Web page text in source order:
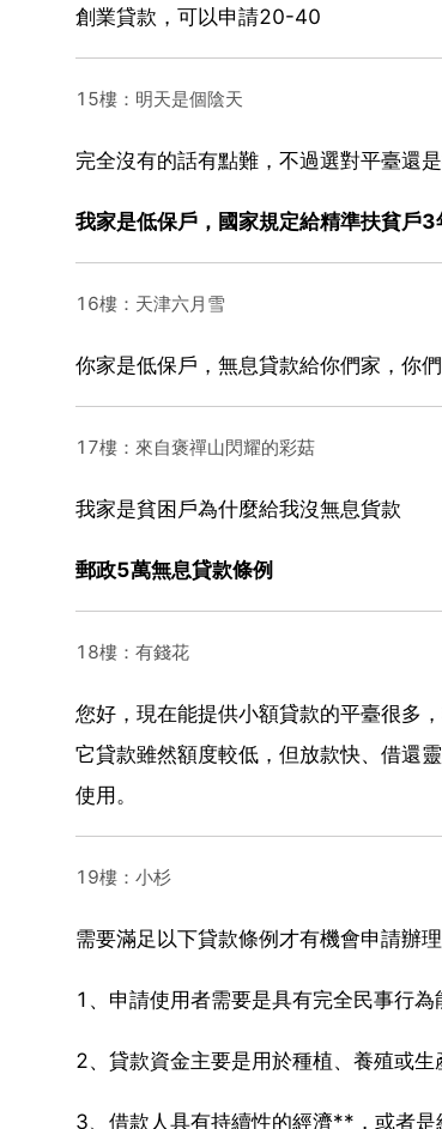
創業貸款，可以申請20-40
15樓：明天是個陰天
完全沒有的話有點難，不過選對平臺還是
我家是低保戶，國家規定給精準扶貧戶
16樓：天津六月雪
你家是低保戶，無息貸款給你們家，你
17樓：來自褒禪山閃耀的彩菇
我家是貧困戶為什麼給我沒無息貨款
郵政5萬無息貸款條例
18樓：有錢花
您好，現在能提供小額貸款的平臺很多
它貸款雖然額度較低，但放款快、借還
使用。
19樓：小杉
需要滿足以下貸款條例才有機會申請辦理
1、申請使用者需要是具有完全民事行
2、貸款資金主要是用於種植、養殖或生
3、借款人具有持續性的經濟**，或者